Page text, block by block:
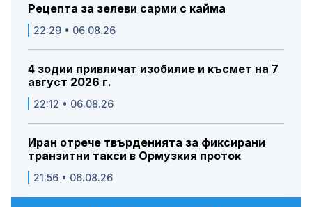
Рецепта за зелеви сарми с кайма
22:29 • 06.08.26
4 зодии привличат изобилие и късмет на 7
август 2026 г.
22:12 • 06.08.26
Иран отрече твърденията за фиксирани
транзитни такси в Ормузкия проток
21:56 • 06.08.26